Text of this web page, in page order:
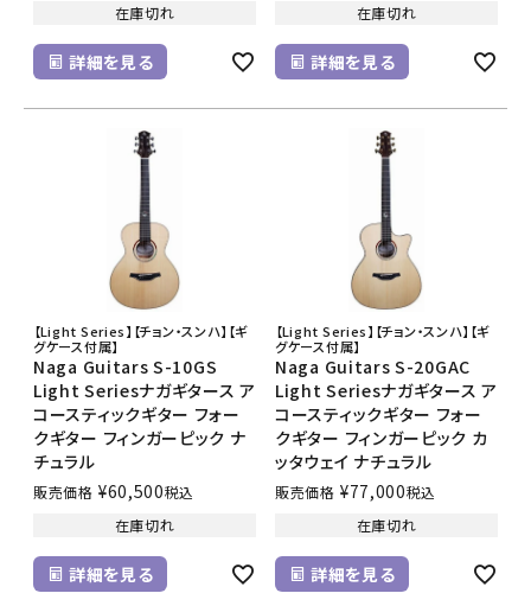
在庫切れ
詳細を見る
在庫切れ
詳細を見る
【Light Series】【チョン・スンハ】【ギ
グケース付属】
Naga Guitars S-10GS
Light Seriesナガギタース ア
コースティックギター フォー
クギター フィンガーピック ナ
チュラル
販売価格 ¥60,500税込
在庫切れ
詳細を見る
【Light Series】【チョン・スンハ】【ギ
グケース付属】
Naga Guitars S-20GAC
Light Seriesナガギタース ア
コースティックギター フォー
クギター フィンガーピック カ
ッタウェイ ナチュラル
販売価格 ¥77,000税込
在庫切れ
詳細を見る